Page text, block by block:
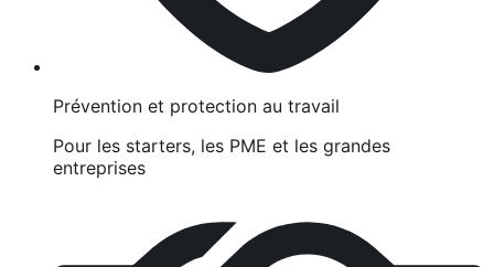
Prévention et protection au travail
Pour les starters, les PME et les grandes
entreprises